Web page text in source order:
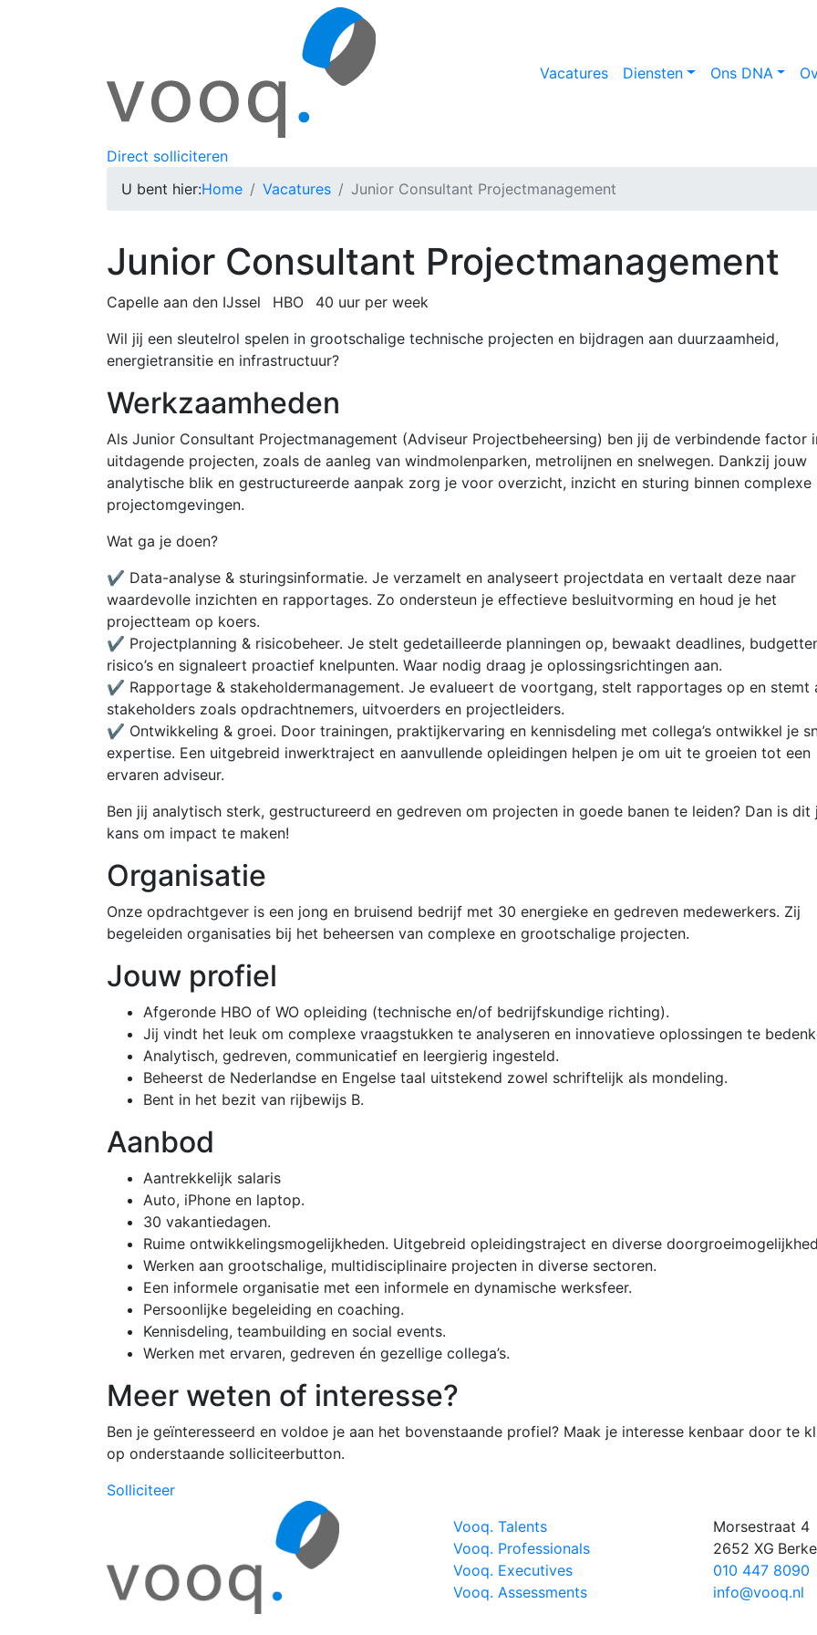
Vacatures Diensten Ons DNA
Direct solliciteren
U bent hier:Home Vacatures Junior Consultant Projectmanagement
Junior Consultant Projectmanagement
Capelle aan den IJssel HBO
40 uur per week
Wil jij een sleutelrol spelen in grootschalige technische projecten en bijdragen aan duurzaamheid,
energietransitie en infrastructuur?
Werkzaamheden
Als Junior Consultant Projectmanagement (Adviseur Projectbeheersing) ben jij de verbindende factor
uitdagende projecten, zoals de aanleg van windmolenparken, metrolijnen en snelwegen. Dankzij jouw
analytische blik en gestructureerde aanpak zorg je voor overzicht, inzicht en sturing binnen complexe
projectomgevingen.
Wat ga je doen?
✔ Data-analyse & sturingsinformatie. Je verzamelt en analyseert projectdata en vertaalt deze naar
waardevolle inzichten en rapportages. Zo ondersteun je effectieve besluitvorming en houd je het
projectteam op koers.
✔ Projectplanning & risicobeheer. Je stelt gedetailleerde planningen op, bewaakt deadlines,
risico’s en signaleert proactief knelpunten. Waar nodig draag je oplossingsrichtingen aan.
✔ Rapportage & stakeholdermanagement. Je evalueert de voortgang, stelt rapportages op en stemt
stakeholders zoals opdrachtnemers, uitvoerders en projectleiders.
✔ Ontwikkeling & groei. Door trainingen, praktijkervaring en kennisdeling met collega’s ontwikkel je
expertise. Een uitgebreid inwerktraject en aanvullende opleidingen helpen je om uit te groeien tot een
ervaren adviseur.
Ben jij analytisch sterk, gestructureerd en gedreven om projecten in goede banen te leiden? Dan is dit
kans om impact te maken!
Organisatie
Onze opdrachtgever is een jong en bruisend bedrijf met 30 energieke en gedreven medewerkers. Zij
begeleiden organisaties bij het beheersen van complexe en grootschalige projecten.
Jouw profiel
Afgeronde HBO of WO opleiding (technische en/of bedrijfskundige richting).
Jij vindt het leuk om complexe vraagstukken te analyseren en innovatieve oplossingen te
Analytisch, gedreven, communicatief en leergierig ingesteld.
Beheerst de Nederlandse en Engelse taal uitstekend zowel schriftelijk als mondeling.
Bent in het bezit van rijbewijs B.
Aanbod
Aantrekkelijk salaris
Auto, iPhone en laptop.
30 vakantiedagen.
Ruime ontwikkelingsmogelijkheden. Uitgebreid opleidingstraject en diverse
Werken aan grootschalige, multidisciplinaire projecten in diverse sectoren.
Een informele organisatie met een informele en dynamische werksfeer.
Persoonlijke begeleiding en coaching.
Kennisdeling, teambuilding en social events.
Werken met ervaren, gedreven én gezellige collega’s.
Meer weten of interesse?
Ben je geïnteresseerd en voldoe je aan het bovenstaande profiel? Maak je interesse kenbaar door te
op onderstaande solliciteerbutton.
Solliciteer
Vooq. Talents
Vooq. Professionals
Vooq. Executives
Vooq. Assessments
Morsestraat 4
2652 XG
010 447 8090
info@vooq.nl